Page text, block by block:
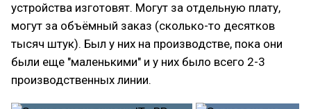
устройства изготовят. Могут за отдельную плату,
могут за объёмный заказ (сколько-то десятков
тысяч штук). Был у них на производстве, пока они
были еще "маленькими" и у них было всего 2-3
производственных линии.